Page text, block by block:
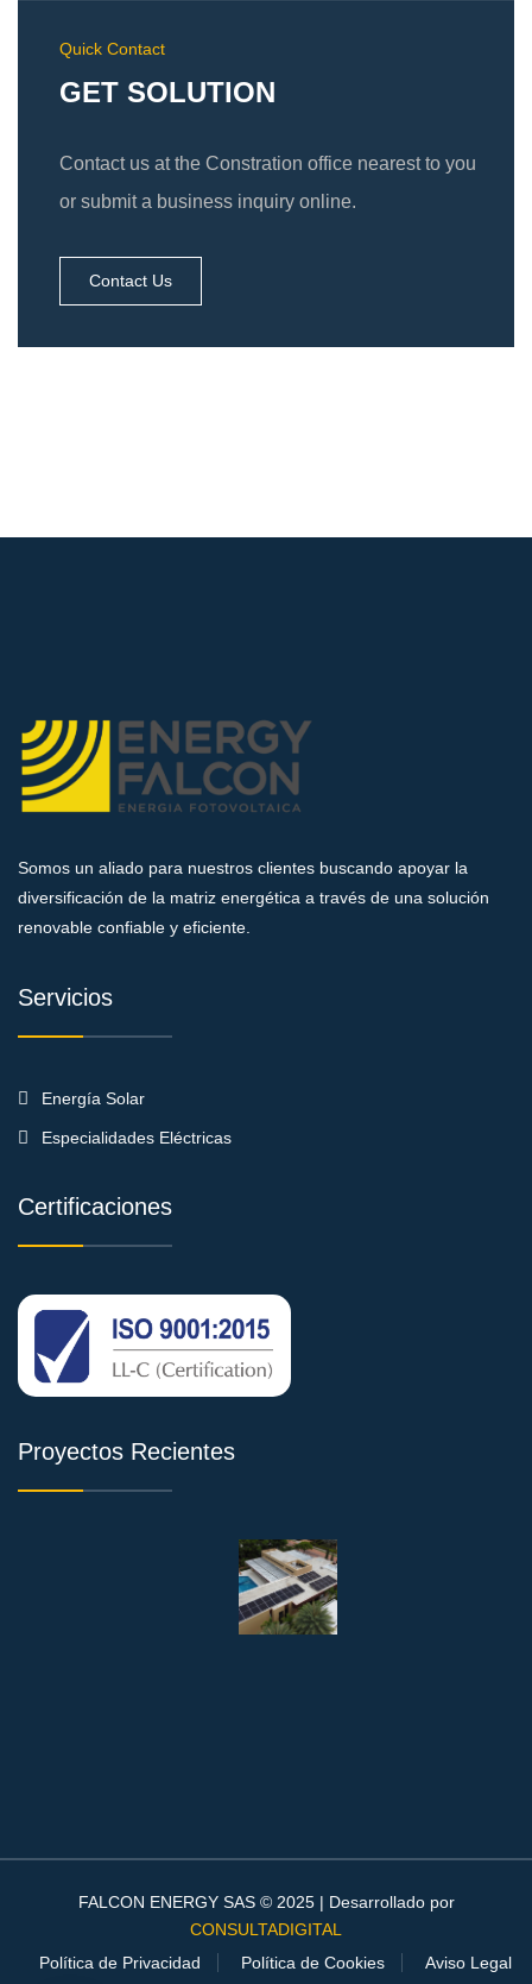
Quick Contact
GET SOLUTION
Contact us at the Constration office nearest to you
or submit a business inquiry online.
Contact Us
Somos un aliado para nuestros clientes buscando apoyar la
diversificación de la matriz energética a través de una solución
renovable confiable y eficiente.
Servicios
Energía Solar
Especialidades Eléctricas
Certificaciones
Proyectos Recientes
FALCON ENERGY SAS © 2025 | Desarrollado por
CONSULTADIGITAL
Política de Privacidad
Política de Cookies Aviso Legal